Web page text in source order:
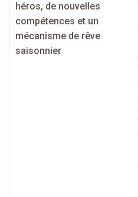
héros, de nouvelles
compétences et un
mécanisme de rêve
saisonnier